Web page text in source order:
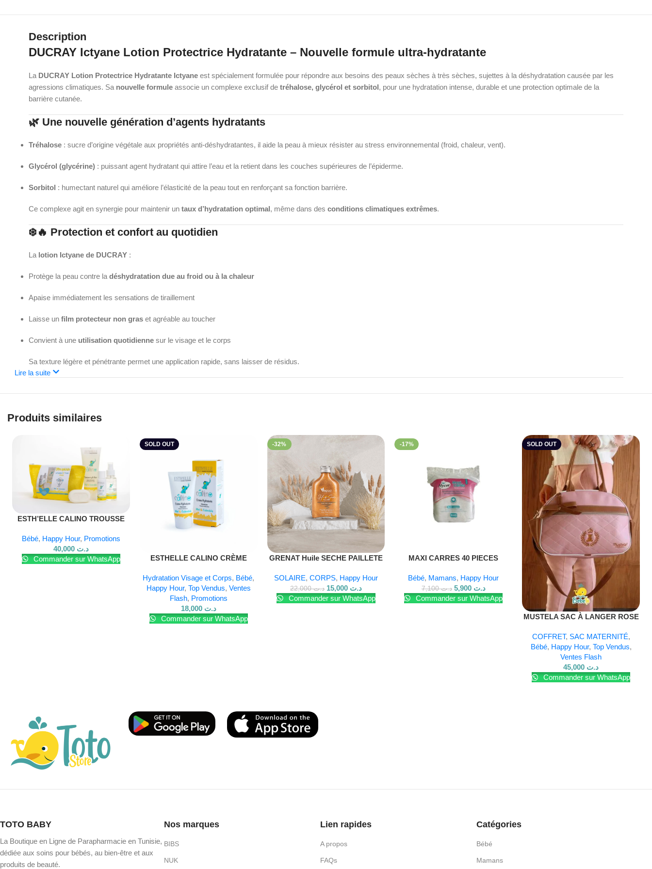
Description
DUCRAY Ictyane Lotion Protectrice Hydratante – Nouvelle formule ultra-hydratante
La DUCRAY Lotion Protectrice Hydratante Ictyane est spécialement formulée pour répondre aux besoins des peaux sèches à très sèches, sujettes à la déshydratation causée par les
agressions climatiques. Sa nouvelle formule associe un complexe exclusif detréhalose, glycérol et sorbitol, pour une hydratation intense, durable et une protection optimale de la
barrière cutanée.
🌿 Une nouvelle génération d’agents hydratants
Tréhalose : sucre d’origine végétale aux propriétés anti-déshydratantes, il aide la peau à mieux résister au stress environnemental (froid, chaleur, vent).
Glycérol (glycérine) : puissant agent hydratant qui attire l’eau et la retient dans les couches supérieures de l’épiderme.
Sorbitol : humectant naturel qui améliore l’élasticité de la peau tout en renforçant sa fonction barrière.
Ce complexe agit en synergie pour maintenir untaux d’hydratation optimal, même dans desconditions climatiques extrêmes.
❄️🔥 Protection et confort au quotidien
La lotion Ictyane de DUCRAY :
Protège la peau contre ladéshydratation due au froid ou à la chaleur
Apaise immédiatement les sensations de tiraillement
Laisse unfilm protecteur non gras et agréable au toucher
Convient à une utilisation quotidienne sur le visage et le corps
Sa texture légère et pénétrante permet une application rapide, sans laisser de résidus.
Les peaux agressées par le climat (hiver rigoureux, soleil, climatisation)
Une routine de soin simple et efficace, toute l’année
Pour en savoir plus sur nos produits, visitez notre et rejoignez-nous surFacebook
Lire la suite
Produits similaires
ESTH’ELLE CALINO TROUSSE
Bébé, Happy Hour, Promotions
د.ت 40,000
Commander sur WhatsApp
SOLD OUT
Lire La Suite
ESTHELLE CALINO CRÈME
Hydratation Visage et Corps, Bébé,
Happy Hour, Top Vendus, Ventes
Flash, Promotions
د.ت 18,000
Commander sur WhatsApp
-32%
GRENAT Huile SECHE PAILLETE
SOLAIRE, CORPS, Happy Hour
د.ت22,000 د.ت 15,000
Commander sur WhatsApp
-17%
MAXI CARRES 40 PIECES
Bébé, Mamans, Happy Hour
د.ت7,100 د.ت 5,900
Commander sur WhatsApp
SOLD OUT
Lire La Suite
MUSTELA SAC À LANGER ROSE
COFFRET, SAC MATERNITÉ,
Bébé, Happy Hour, Top Vendus,
Ventes Flash
د.ت
Commander sur WhatsApp
TOTO BABY
La Boutique en Ligne de Parapharmacie en Tunisie,
dédiée aux soins pour bébés, au bien-être et aux
produits de beauté.
Nos marques
BIBS
NUK
Lien rapides
A propos
FAQs
Catégories
Bébé
Mamans